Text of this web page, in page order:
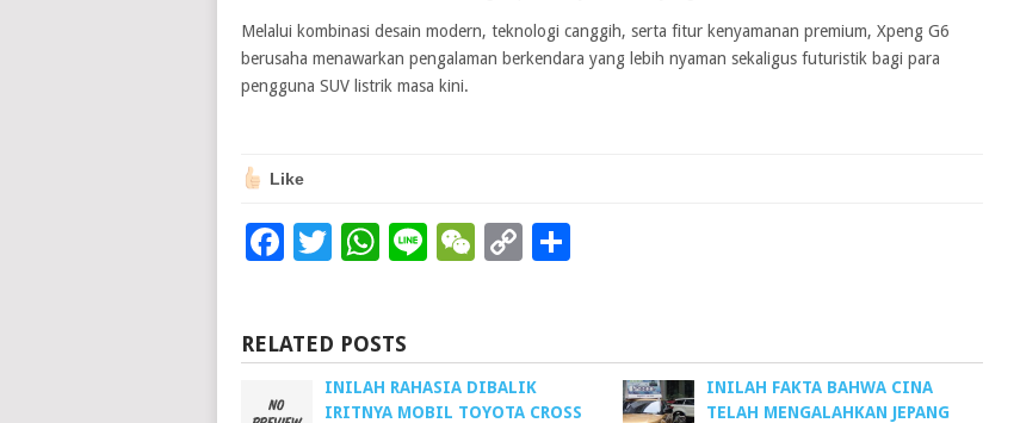
Melalui kombinasi desain modern, teknologi canggih, serta fitur kenyamanan premium, Xpeng G6
berusaha menawarkan pengalaman berkendara yang lebih nyaman sekaligus futuristik bagi para
pengguna SUV listrik masa kini.
Like
Facebook
Twitter
WhatsApp
LineWeChat
Copy
RELATED POSTS
INILAH RAHASIA DIBALIK
IRITNYA MOBIL TOYOTA CROSS
INILAH FAKTA BAHWA CINA
TELAH MENGALAHKAN JEPANG